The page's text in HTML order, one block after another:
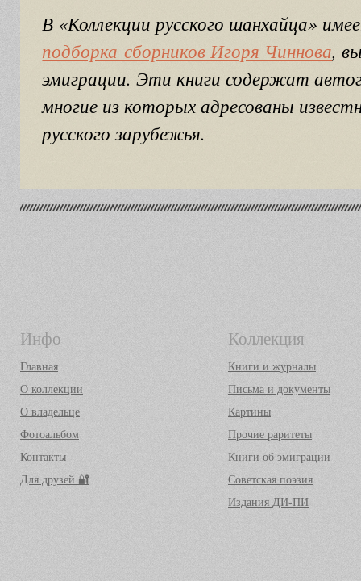
В «Коллекции русского шанхайца»
подборка сборников Игоря Чиннова,
эмиграции. Эти книги содержат
многие из которых адресованы
русского зарубежья.
Инфо
Главная
О коллекции
О владельце
Фотоальбом
Контакты
Для друзей 🔐
Коллекция
Книги и журналы
Письма и документы
Картины
Прочие раритеты
Книги об эмиграции
Советская поэзия
Издания ДИ-ПИ